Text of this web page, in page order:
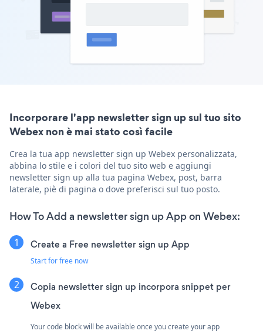
Incorporare l'app newsletter sign up sul tuo sito
Webex non è mai stato così facile
Crea la tua app newsletter sign up Webex personalizzata,
abbina lo stile e i colori del tuo sito web e aggiungi
newsletter sign up alla tua pagina Webex, post, barra
laterale, piè di pagina o dove preferisci sul tuo posto.
How To Add a newsletter sign up App on Webex:
Create a Free newsletter sign up App
Start for free now
Copia newsletter sign up incorpora snippet per
Webex
Your code block will be available once you create your app